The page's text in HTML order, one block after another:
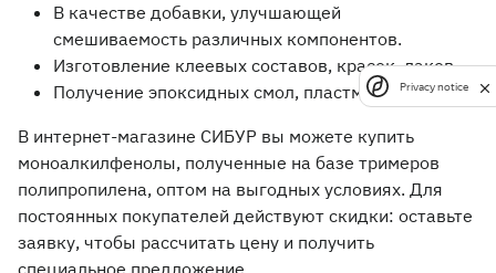
В качестве добавки, улучшающей
смешиваемость различных компонентов.
Изготовление клеевых составов, красок, лаков.
Получение эпоксидных смол, пластмасс.
В интернет-магазине СИБУР вы можете купить
моноалкилфенолы, полученные на базе тримеров
полипропилена, оптом на выгодных условиях. Для
постоянных покупателей действуют скидки: оставьте
заявку, чтобы рассчитать цену и получить
специальное предложение.
Privacy notice